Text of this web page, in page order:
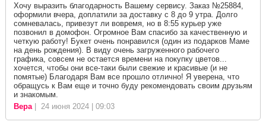
Хочу выразить благодарность Вашему сервису. Заказ №25884,
оформили вчера, доплатили за доставку с 8 до 9 утра. Долго
сомневалась, привезут ли вовремя, но в 8:55 курьер уже
позвонил в домофон. Огромное Вам спасибо за качественную и
четкую работу! Букет очень понравился (один из подарков Маме
на день рождения). В виду очень загруженного рабочего
графика, совсем не остается времени на покупку цветов...
хочется, чтобы они все-таки были свежие и красивые (и не
помятые) Благодаря Вам все прошло отлично! Я уверена, что
обращусь к Вам еще и точно буду рекомендовать своим друзьям
и знакомым.
Вера| 24 июня 2024 | 09:03